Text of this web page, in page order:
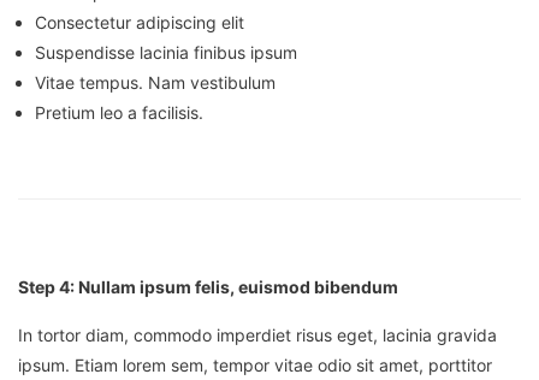
Consectetur adipiscing elit
Suspendisse lacinia finibus ipsum
Vitae tempus. Nam vestibulum
Pretium leo a facilisis.
Step 4: Nullam ipsum felis, euismod bibendum
In tortor diam, commodo imperdiet risus eget, lacinia gravida
ipsum. Etiam lorem sem, tempor vitae odio sit amet, porttitor